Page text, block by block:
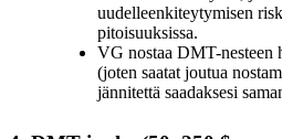
uudelleenkiteytymisen
pitoisuuksissa.
VG nostaa DMT-nesteen
(joten saatat joutua
jännitettä saadaksesi